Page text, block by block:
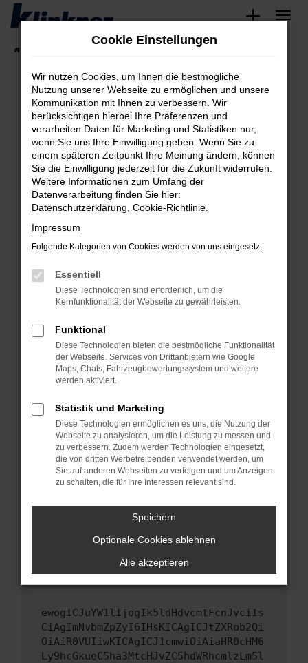
Zum
springen
Fehler: Network Error
Beim Laden ist ein Fehler aufgetreten.
Hier sind ein paar Tipps, die dir helfen können:
Überprüfe deine Firewall und deine
Internetverbindung.
Laden andere Webseiten, zum Beispiel deine
Suchmaschine?
Prüfe deine Browsererweiterungen.
können das Laden bestimmter Seiten
verhindern. Funktioniert die Seite in einem
anderen Browser oder in einem privaten
Starte dein Gerät neu.
Das kann manchmal helfen, vorübergehende
Probleme zu beheben.
Betriebssystem auf dem neuesten Stand
sind.
Veraltete Software birgt nicht nur ein
Sicherheitsrisiko, sondern kann auch dazu
führen, dass bestimmte Funktionen nicht mehr
unterstützt werden.
Wende dich an den Webseitenbetreiber.
Wenn du alle oben genannten Schritte versucht
hast, kontaktiere uns bitte. Wir werden
versuchen, das Problem zu beheben. Du kannst
uns diesen Text schicken, um uns bei der
ewogICJuYW1lIjogIk5ldHdvcmtFcnJvciIs
CiAgImNvbmZpZyI6IHsKICAgICJtZXRob2Qi
OiAiR0VUIiwKICAgICJ1cmwiOiAiaHR0cHM6
Ly9hcGkueC5ha3MtcHJvZC5hdWRhcmlzLm5l
Cookie Einstellungen
Wir nutzen Cookies, um Ihnen die bestmögliche
Nutzung unserer Webseite zu ermöglichen und unsere
Kommunikation mit Ihnen zu verbessern. Wir
berücksichtigen hierbei Ihre Präferenzen und
verarbeiten Daten für Marketing und Statistiken nur,
wenn Sie uns Ihre Einwilligung geben. Wenn Sie zu
einem späteren Zeitpunkt Ihre Meinung ändern, können
Sie die Einwilligung jederzeit für die Zukunft widerrufen.
Weitere Informationen zum Umfang der
Datenverarbeitung finden Sie hier:
Datenschutzerklärung Cookie-Richtlinie
Impressum
Folgende Kategorien von Cookies werden von uns eingesetzt:
Essentiell
Diese Technologien sind erforderlich, um die
Kernfunktionalität der Webseite zu gewährleisten.
Funktional
Diese Technologien bieten die bestmögliche Funktionalität
der Webseite. Services von Drittanbietern wie Google
Maps, Chats, Fahrzeugbewertungssystem und weitere
werden aktiviert.
Statistik und Marketing
Diese Technologien ermöglichen es uns, die Nutzung der
Webseite zu analysieren, um die Leistung zu messen und
zu verbessern. Zudem werden Technologien eingesetzt,
die von dritten Werbetreibenden verwendet werden, um
Sie auf anderen Webseiten zu verfolgen und um Anzeigen
zu schalten, die für Ihre Interessen relevant sind.
Speichern
Optionale Cookies ablehnen
Alle akzeptieren